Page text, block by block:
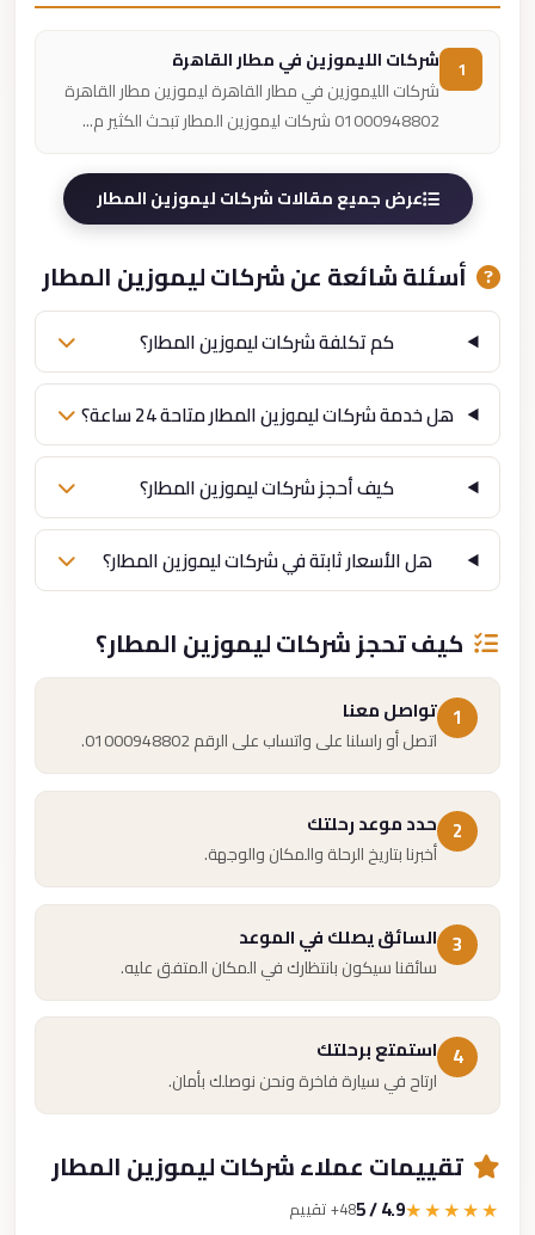
شركات الليموزين في مطار القاهرة
شركات الليموزين في مطار القاهرة ليموزين مطار القاهرة
01000948802 شركات ليموزين المطار تبحث الكثير م...
عرض جميع مقالات شركات ليموزين المطار
أسئلة شائعة عن شركات ليموزين المطار
كم تكلفة شركات ليموزين المطار؟
هل خدمة شركات ليموزين المطار متاحة 24 ساعة؟
كيف أحجز شركات ليموزين المطار؟
هل الأسعار ثابتة في شركات ليموزين المطار؟
كيف تحجز شركات ليموزين المطار؟
1 تواصل معنا
اتصل أو راسلنا على واتساب على الرقم 01000948802.
2 حدد موعد رحلتك
أخبرنا بتاريخ الرحلة والمكان والوجهة.
3 السائق يصلك في الموعد
سائقنا سيكون بانتظارك في المكان المتفق عليه.
4 استمتع برحلتك
ارتاح في سيارة فاخرة ونحن نوصلك بأمان.
تقييمات عملاء شركات ليموزين المطار
★★★★★
4.9 / 5 48+ تقييم